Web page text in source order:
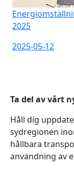
2025
2025-05-12
Ta del av vårt
Håll dig
sydregionen
hållbara
användning av